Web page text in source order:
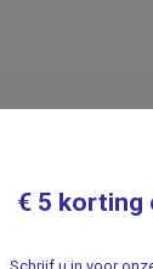
€ 5 korting